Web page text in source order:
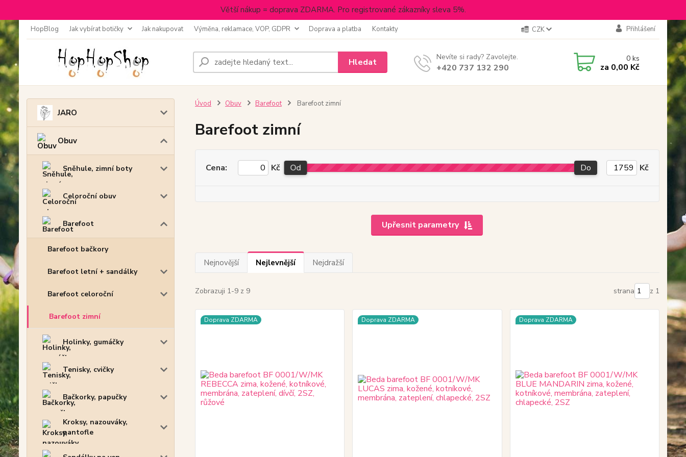
Větší nákup = doprava ZDARMA. Pro registrované zákazníky sleva 5%.
HopBlog Jak vybírat botičky Jak nakupovat Výměna, reklamace, VOP, GDPR Doprava a platba Kontakty CZK Přihlášení
Hledat Nevíte si rady? Zavolejte.
+420 737 132 290
0ks
za 0,00 Kč
JARO
Obuv
Sněhule, zimní boty
Celoroční obuv
Barefoot
Barefoot bačkory
Barefoot letní + sandálky
Barefoot celoroční
Barefoot zimní
Holinky, gumáčky
Tenisky, cvičky
Bačkorky, papučky
Kroksy, nazouváky,
pantofle
Úvod Obuv Barefoot Barefoot zimní
Barefoot zimní
Upřesnit parametry
Cena: Kč Od Do Kč
Nejnovější Nejlevnější Nejdražší
Zobrazuji 1-9 z 9 strana z 1
Doprava ZDARMA Doprava ZDARMA Doprava ZDARMA